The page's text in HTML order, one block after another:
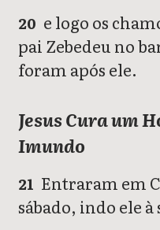
20 e logo os
pai Zebedeu no
foram após ele.
Jesus Cura um
Imundo
21 Entraram em
sábado, indo ele